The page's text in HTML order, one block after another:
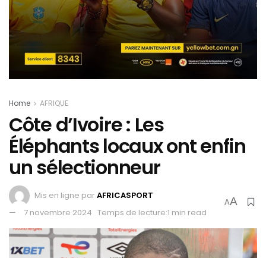
Home AFRIQUE
Côte d’Ivoire : Les
Éléphants locaux ont enfin
un sélectionneur
Mis en ligne parAFRICASPORT
7 novembre 2024 Temps de lecture:1 min read
AA